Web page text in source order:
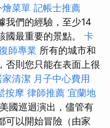
菜單 記帳士推薦
我們的經驗，至少14
國最重要的景點。 卡
師專業 所有的城市和
否則您只能在表面上很
家清潔 月子中心費用
按摩 律師推薦 宜蘭地
國巡迴演出，儘管有
可以開始冒險（由家